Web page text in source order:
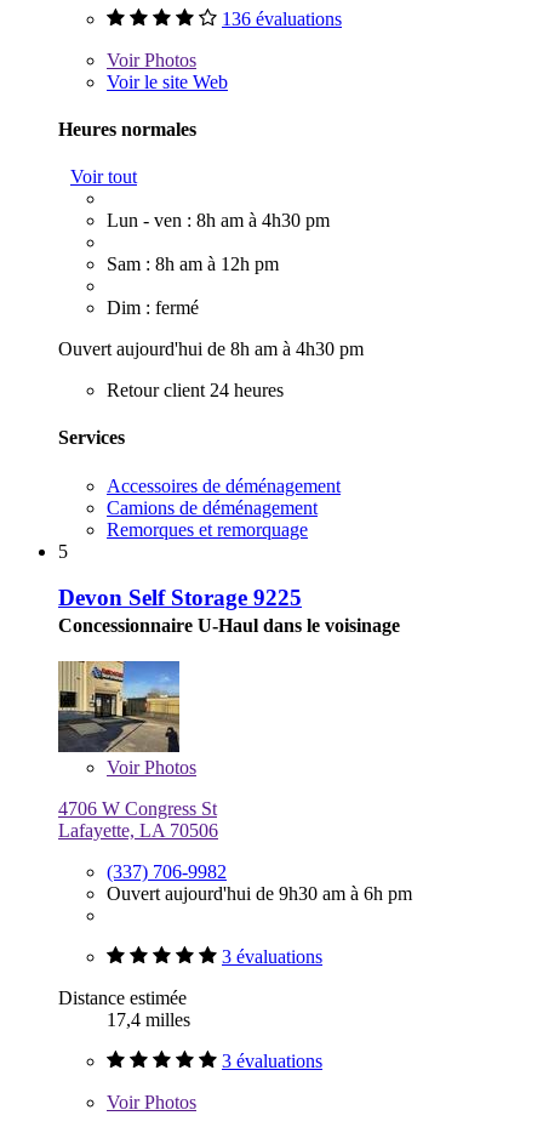
136 évaluations
VoirPhotos
Voir le site Web
Heures normales
Voir tout
Lun - ven : 8h am à 4h30 pm
Sam : 8h am à 12h pm
Dim : fermé
Ouvert aujourd'hui de 8h am à 4h30 pm
Retour client 24 heures
Services
Accessoires de déménagement
Camions de déménagement
Remorques et remorquage
5
Devon Self Storage 9225
Concessionnaire U-Haul dans le voisinage
VoirPhotos
4706 W Congress St
Lafayette, LA 70506
(337) 706-9982
Ouvert aujourd'hui de 9h30 am à 6h pm
3 évaluations
Distance estimée
17,4 milles
3 évaluations
VoirPhotos